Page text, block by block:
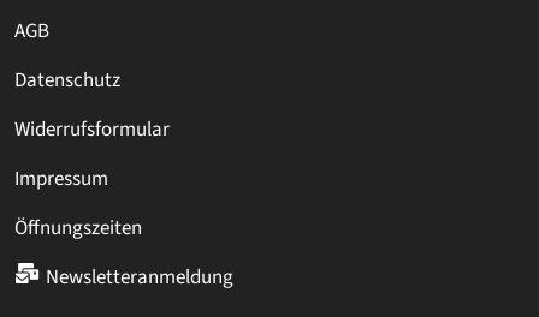
AGB
Datenschutz
Widerrufsformular
Impressum
Öffnungszeiten
Newsletteranmeldung